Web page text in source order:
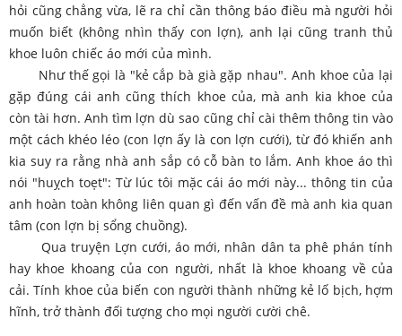
hỏi cũng chẳng vừa, lẽ ra chỉ cần thông báo điều mà người hỏi
muốn biết (không nhìn thấy con lợn), anh lại cũng tranh thủ
khoe luôn chiếc áo mới của mình.
Như thế gọi là "kẻ cắp bà già gặp nhau". Anh khoe của lại
gặp đúng cái anh cũng thích khoe của, mà anh kia khoe của
còn tài hơn. Anh tìm lợn dù sao cũng chỉ cài thêm thông tin vào
một cách khéo léo (con lợn ấy là con lợn cưới), từ đó khiến anh
kia suy ra rằng nhà anh sắp có cỗ bàn to lắm. Anh khoe áo thì
nói "huỵch toẹt": Từ lúc tôi mặc cái áo mới này... thông tin của
anh hoàn toàn không liên quan gì đến vấn đề mà anh kia quan
tâm (con lợn bị sổng chuồng).
Qua truyện Lợn cưới, áo mới, nhân dân ta phê phán tính
hay khoe khoang của con người, nhất là khoe khoang về của
cải. Tính khoe của biến con người thành những kẻ lố bịch, hợm
hĩnh, trở thành đối tượng cho mọi người cười chê.